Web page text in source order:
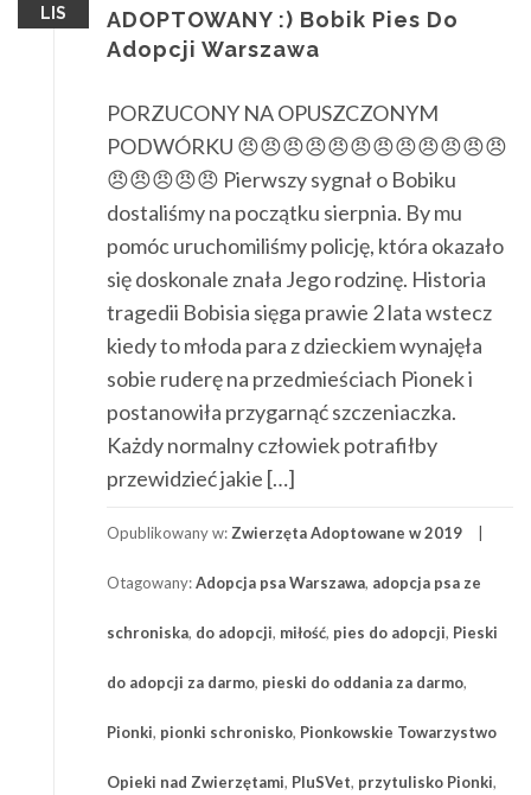
LIS
ADOPTOWANY :) Bobik Pies Do
Adopcji Warszawa
PORZUCONY NA OPUSZCZONYM
PODWÓRKU 😠😠😠😠😠😠😠😠😠😠😠😠
😠😠😠😠😠 Pierwszy sygnał o Bobiku
dostaliśmy na początku sierpnia. By mu
pomóc uruchomiliśmy policję, która okazało
się doskonale znała Jego rodzinę. Historia
tragedii Bobisia sięga prawie 2 lata wstecz
kiedy to młoda para z dzieckiem wynajęła
sobie ruderę na przedmieściach Pionek i
postanowiła przygarnąć szczeniaczka.
Każdy normalny człowiek potrafiłby
przewidzieć jakie […]
Opublikowany w: Zwierzęta Adoptowane w 2019
Otagowany:Adopcja psa Warszawa, adopcja psa ze
schroniska, do adopcji, miłość, pies do adopcji, Pieski
do adopcji za darmo, pieski do oddania za darmo,
Pionki, pionki schronisko, Pionkowskie Towarzystwo
Opieki nad Zwierzętami, PluSVet, przytulisko Pionki,